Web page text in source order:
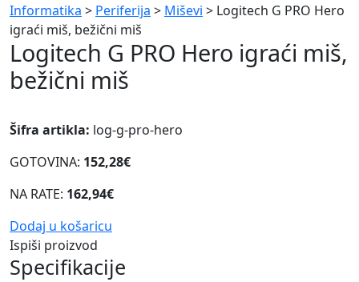
Informatika > Periferija > Miševi > Logitech G PRO Hero
igraći miš, bežični miš
Logitech G PRO Hero igraći miš,
bežični miš
Šifra artikla: log-g-pro-hero
GOTOVINA: 152,28€
NA RATE: 162,94€
Dodaj u košaricu
Ispiši proizvod
Specifikacije